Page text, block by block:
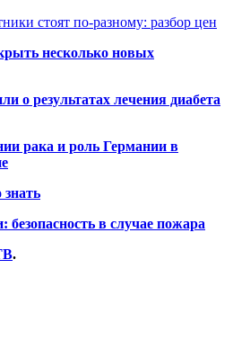
стоят по-разному: разбор цен
несколько новых
о результатах лечения диабета
рака и роль Германии в
в случае пожара
.